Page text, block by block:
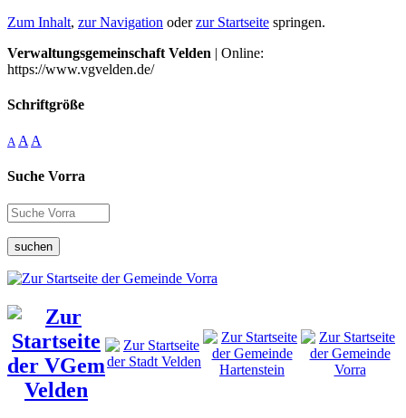
Zum Inhalt, zur Navigation oderzur Startseite springen.
Verwaltungsgemeinschaft Velden | Online:
https://www.vgvelden.de/
Schriftgröße
A A A
Suche Vorra
suchen